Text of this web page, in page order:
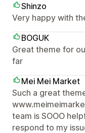
Shinzo
Very happy with
BOGUK
Great theme for
far
Mei Mei Market
Such a great
team is SOOO
respond to my